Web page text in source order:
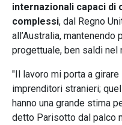
internazionali capaci di
complessi, dal Regno
all’Australia,
progettuale, ben saldi nel
"Il lavoro mi porta a
imprenditori stranieri;
hanno una grande stima
detto Parisotto dal palco